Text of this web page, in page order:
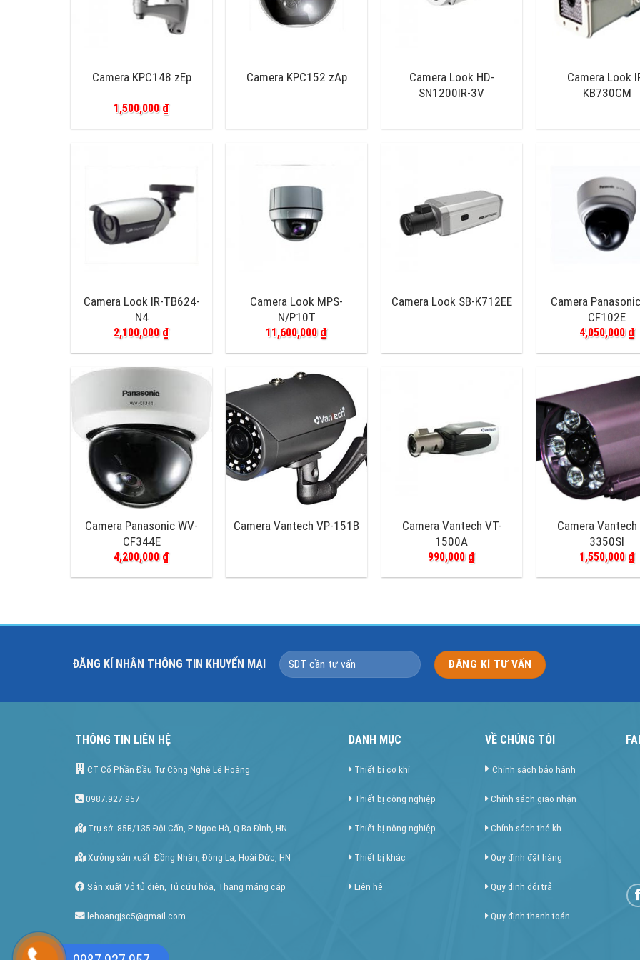
Camera KPC148 zEp
1,500,000 ₫
Camera KPC152 zAp
Camera Look HD-
SN1200IR-3V
Camera Look
KB730CM
Camera Look IR-TB624-
N4
2,100,000 ₫
Camera Look MPS-
N/P10T
11,600,000 ₫
Camera Look SB-K712EE
Camera
CF102E
4,050,000 ₫
Camera Panasonic WV-
CF344E
4,200,000 ₫
Camera Vantech VP-151B
Camera Vantech VT-
1500A
990,000 ₫
Camera Vantech
3350SI
1,550,000 ₫
ĐĂNG KÍ NHÂN THÔNG TIN KHUYẾN MẠI
THÔNG TIN LIÊN HỆ
CT Cổ Phần Đầu Tư Công Nghệ Lê Hoàng
0987.927.957
Trụ sở: 85B/135 Đội Cấn, P Ngọc Hà, Q Ba Đình, HN
Xưởng sản xuất: Đồng Nhân, Đông La, Hoài Đức, HN
Sản xuất Vỏ tủ điên, Tủ cứu hỏa, Thang máng cáp
lehoangjsc5@gmail.com
DANH MỤC
Thiết bị cơ khí
Thiết bị công nghiệp
Thiết bị nông nghiệp
Thiết bị khác
Liên hệ
VỀ CHÚNG TÔI
Chính sách bảo hành
Chính sách giao nhận
Chính sách thẻ kh
Quy định đặt hàng
Quy định đổi trả
Quy định thanh toán